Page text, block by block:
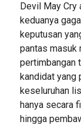
Devil May Cry
keduanya
keputusan
pantas masuk
pertimbangan
kandidat yang
keseluruhan
hanya secara
hingga